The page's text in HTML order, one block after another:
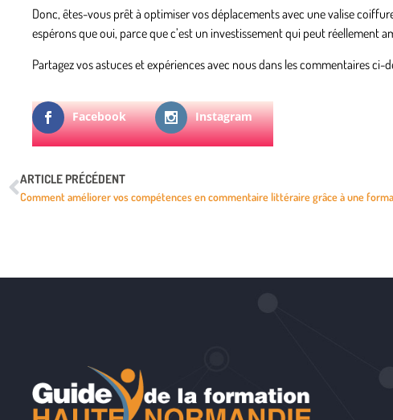
Donc, êtes-vous prêt à optimiser vos déplacements avec une valise
espérons que oui, parce que c’est un investissement qui peut réellement
Partagez vos astuces et expériences avec nous dans les commentaires ci-
Facebook Instagram
ARTICLE PRÉCÉDENT
Comment améliorer vos compétences en commentaire littéraire grâce à une